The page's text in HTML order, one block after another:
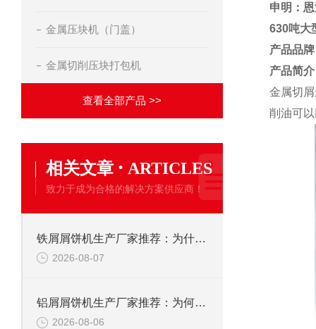
金属压块机（门盖）
金属切削压块打包机
查看全部产品 >>
相关文章 · ARTICLES
致力于成为合格的解决方案供应商！
铁屑屑饼机生产厂家推荐：为什么恩派特是您的优选伙伴
2026-08-07
铝屑屑饼机生产厂家推荐：为何恩派特成为金属回收行业的“隐形优选”？
2026-08-06
申明：
630吨大
产品品
产品简
金属切
削油可